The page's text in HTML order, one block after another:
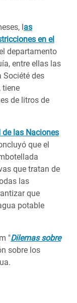
las
en el
departamento
entre ellas las
Société des
tiene
de litros de
las Naciones
que el
que tratan de
las
que
potable
"Dilemas sobre
sobre los